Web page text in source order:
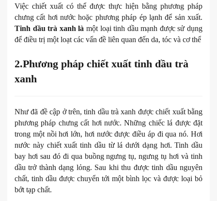
Việc chiết xuất có thể được thực hiện bằng phương pháp
chưng cất hơi nước hoặc phương pháp ép lạnh để sản xuất.
Tinh dầu trà xanh là một loại tinh dầu mạnh được sử dụng
để điều trị một loạt các vấn đề liên quan đến da, tóc và cơ thể
2.Phương pháp chiết xuất tinh dầu trà
xanh
Như đã đề cập ở trên, tinh dầu trà xanh được chiết xuất bằng
phương pháp chưng cất hơi nước. Những chiếc lá được đặt
trong một nồi hơi lớn, hơi nước được điều áp đi qua nó. Hơi
nước này chiết xuất tinh dầu từ lá dưới dạng hơi. Tinh dầu
bay hơi sau đó đi qua buồng ngưng tụ, ngưng tụ hơi và tinh
dầu trở thành dạng lỏng. Sau khi thu được tinh dầu nguyên
chất, tinh dầu được chuyển tới một bình lọc và được loại bỏ
bớt tạp chất.